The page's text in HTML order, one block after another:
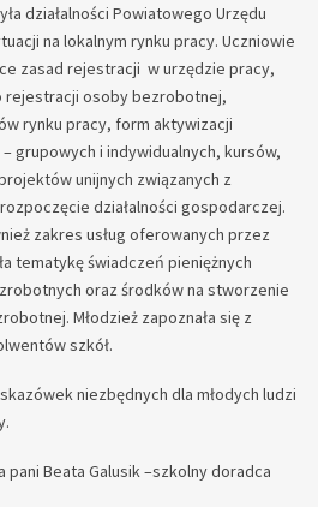
działalności Powiatowego Urzędu
na lokalnym rynku pracy. Uczniowie
zasad rejestracji w urzędzie pracy,
osoby bezrobotnej,
rynku pracy, form aktywizacji
grupowych i indywidualnych, kursów,
unijnych związanych z
działalności gospodarczej.
zakres usług oferowanych przez
tematykę świadczeń pieniężnych
oraz środków na stworzenie
Młodzież zapoznała się z
szkół.
niezbędnych dla młodych ludzi
Beata Galusik –szkolny doradca